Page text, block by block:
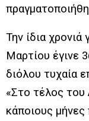
Την ίδια
Μαρτίου έγινε
διόλου τυχαία
«Στο τέλος
κάποιους